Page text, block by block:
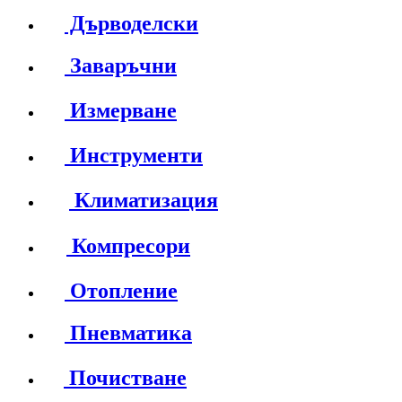
Дърводелски
Заваръчни
Измерване
Инструменти
Климатизация
Компресори
Отопление
Пневматика
Почистване